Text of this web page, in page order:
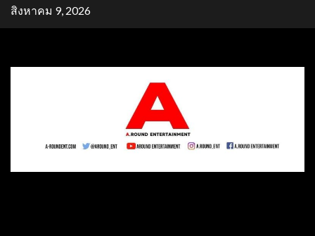
Skipสิงหาคม 9, 2026